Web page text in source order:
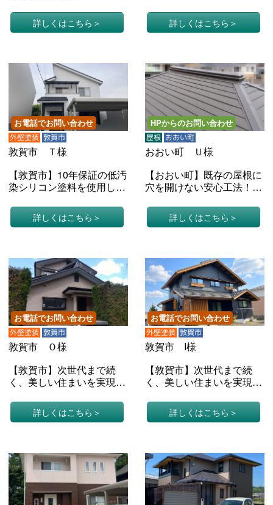
詳しくはこちら 詳しくはこちら
お電話でお問い合わせ
外壁塗装 敦賀市
敦賀市 Ｔ様
【敦賀市】10年保証の低汚
染シリコン塗料を使用した
詳しくはこちら
HPからのお問い合わせ
屋根 おおい町
おおい町 Ｕ様
【おおい町】既存の屋根に
穴を開けない安心工法！シ
詳しくはこちら
お電話でお問い合わせ
外壁塗装 敦賀市
敦賀市 Ｏ様
【敦賀市】次世代まで続
く、美しい住まいを実現す
装（戸建てＯ様邸）
詳しくはこちら
お電話でお問い合わせ
外壁塗装 敦賀市
敦賀市 I様
【敦賀市】次世代まで続
く、美しい住まいを実現す
装（戸建てI様邸）
詳しくはこちら